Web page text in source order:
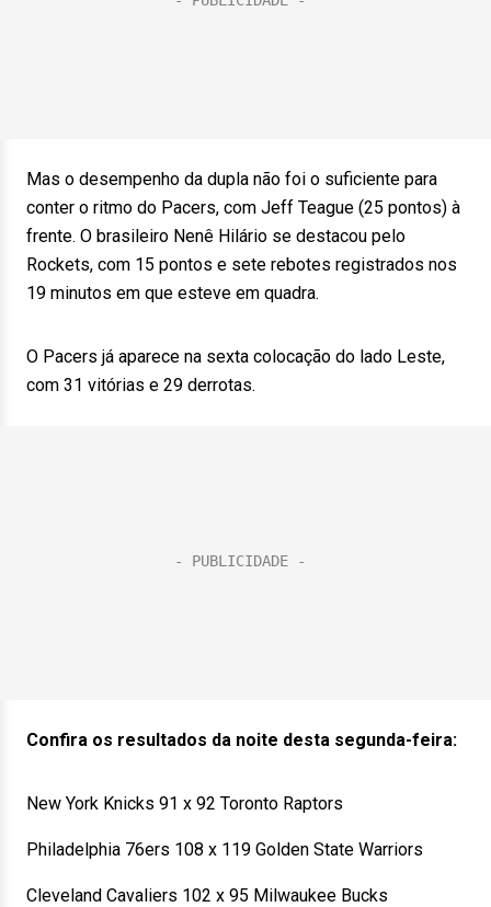
Mas o desempenho da dupla não foi o suficiente para
conter o ritmo do Pacers, com Jeff Teague (25 pontos) à
frente. O brasileiro Nenê Hilário se destacou pelo
Rockets, com 15 pontos e sete rebotes registrados nos
19 minutos em que esteve em quadra.
O Pacers já aparece na sexta colocação do lado Leste,
com 31 vitórias e 29 derrotas.
Confira os resultados da noite desta segunda-feira:
New York Knicks 91 x 92 Toronto Raptors
Philadelphia 76ers 108 x 119 Golden State Warriors
Cleveland Cavaliers 102 x 95 Milwaukee Bucks